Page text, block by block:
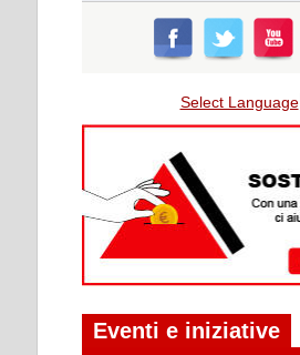
Select Language
Eventi e iniziative